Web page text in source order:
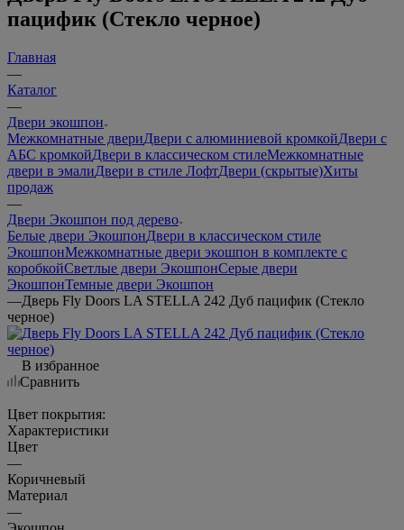
пацифик (Стекло черное)
Главная
—
Каталог
—
Двери экошпон
Межкомнатные двериДвери с алюминиевой кромкойДвери с
АБС кромкойДвери в классическом стилеМежкомнатные
двери в эмалиДвери в стиле ЛофтДвери (скрытые)Хиты
продаж
—
Двери Экошпон под дерево
Белые двери ЭкошпонДвери в классическом стиле
ЭкошпонМежкомнатные двери экошпон в комплекте с
коробкойСветлые двери ЭкошпонСерые двери
ЭкошпонТемные двери Экошпон
—Дверь Fly Doors LA STELLA 242 Дуб пацифик (Стекло
черное)
В избранное
Сравнить
Цвет покрытия:
Характеристики
Цвет
—
Коричневый
Материал
—